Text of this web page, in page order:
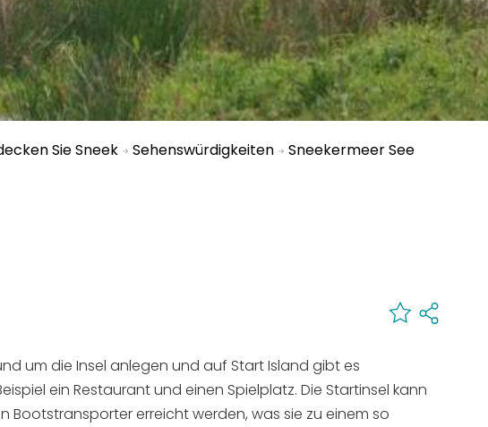
Drahtloses Internet
Sehenswürdigkeiten
Sie Sneek Sehenswürdigkeiten Sneekermeer See
um die Insel anlegen und auf Start Island gibt es
ein Restaurant und einen Spielplatz. Die Startinsel kann
Bootstransporter erreicht werden, was sie zu einem so